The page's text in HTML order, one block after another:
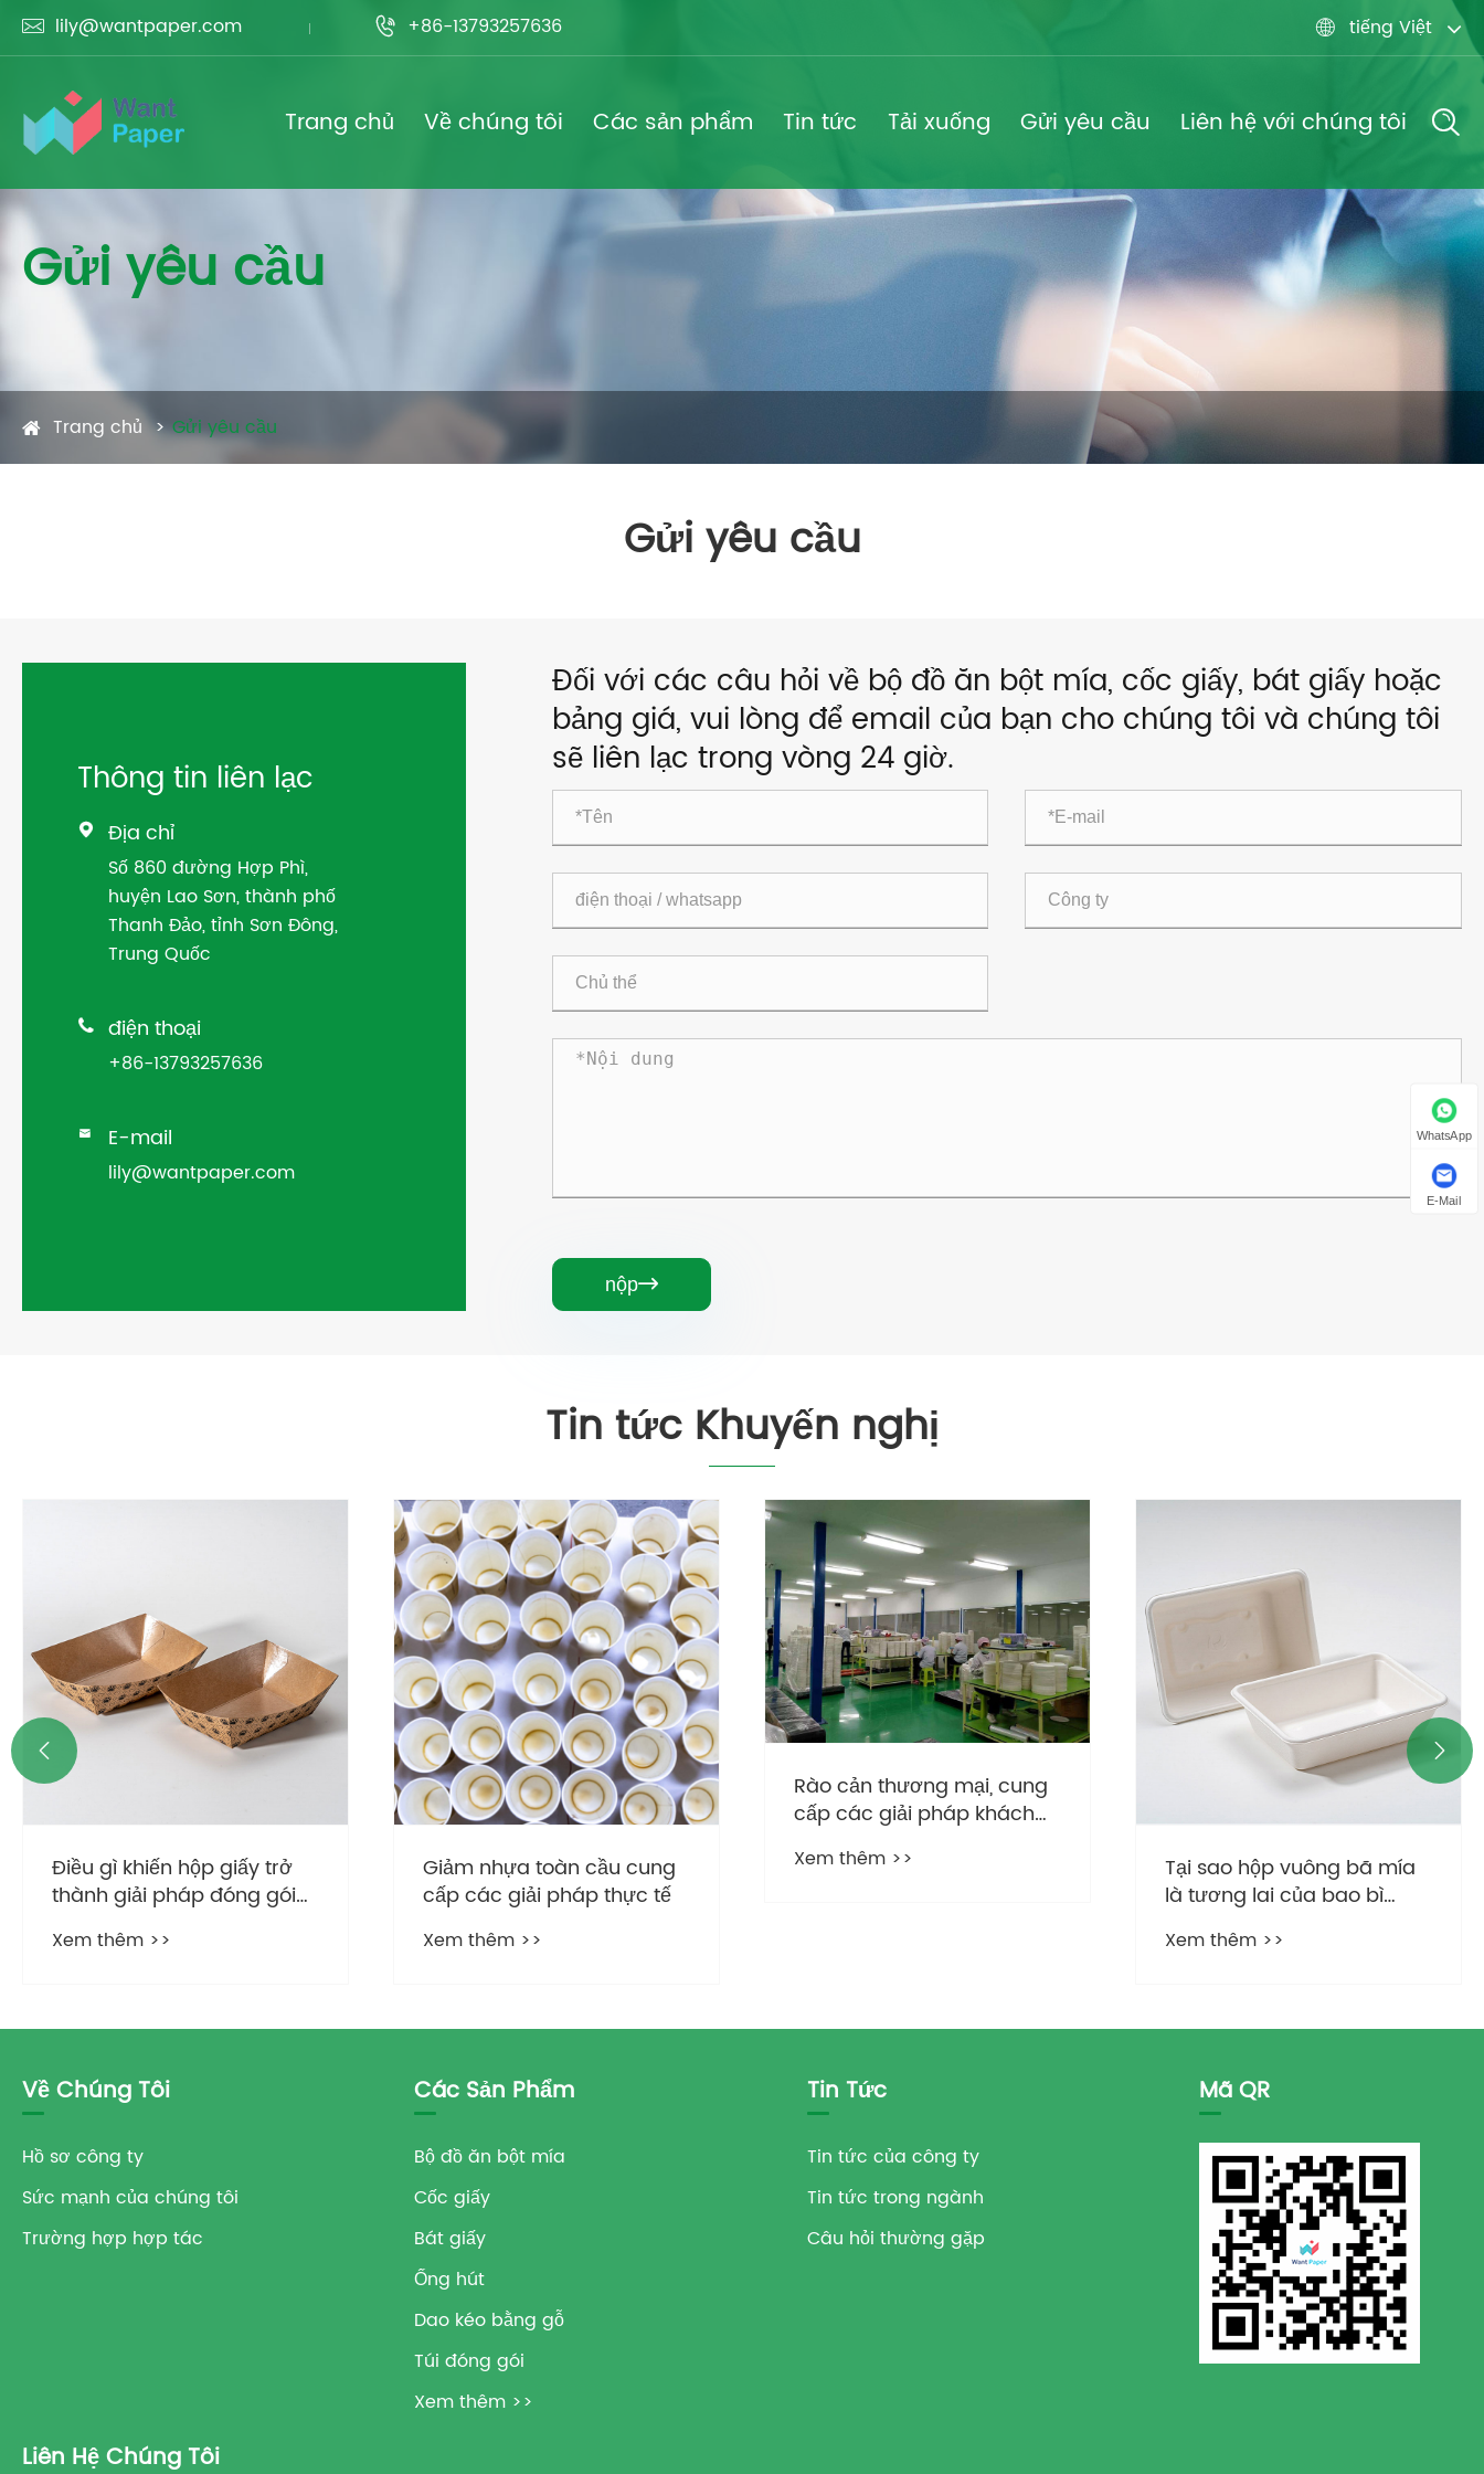
 lily@wantpaper.com  +86-13793257636  tiếng Việt
Trang chủ Về chúng tôi Các sản phẩm Tin tức Tải xuống Gửi yêu cầu Liên hệ với chúng tôi
Gửi yêu cầu
Trang chủ Gửi yêu cầu
Gửi yêu cầu
Thông tin liên lạc
 Địa chỉ
Số 860 đường Hợp Phì,
huyện Lao Sơn, thành phố
Thanh Đảo, tỉnh Sơn Đông,
Trung Quốc
 điện thoại
+86-13793257636
 E-mail
lily@wantpaper.com
Đối với các câu hỏi về bộ đồ ăn bột mía, cốc giấy, bát giấy hoặc
bảng giá, vui lòng để email của bạn cho chúng tôi và chúng tôi
sẽ liên lạc trong vòng 24 giờ.
nộp
Tin tức Khuyến nghị
Điều gì khiến hộp giấy trở
thành giải pháp đóng gói
Xem thêm >>
Giảm nhựa toàn cầu cung
cấp các giải pháp thực tế
Xem thêm >>
Rào cản thương mại, cung
cấp các giải pháp khách
Xem thêm >>
Tại sao hộp vuông bã mía
là tương lai của bao bì
Xem thêm >>
 
Về Chúng Tôi
Hồ sơ công ty
Sức mạnh của chúng tôi
Trường hợp hợp tác
Các Sản Phẩm
Bộ đồ ăn bột mía
Cốc giấy
Bát giấy
Ống hút
Dao kéo bằng gỗ
Túi đóng gói
Xem thêm >>
Tin Tức
Tin tức của công ty
Tin tức trong ngành
Câu hỏi thường gặp
Mã QR
Liên Hệ Chúng Tôi
WhatsApp
E-Mail